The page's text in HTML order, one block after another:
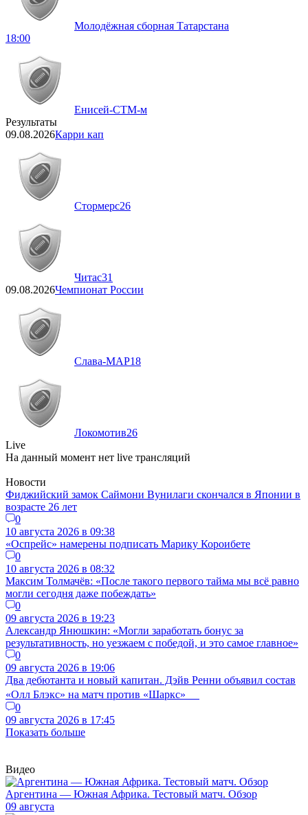
Молодёжная сборная Татарстана
18:00
Енисей-СТМ-м
Результаты
09.08.2026Карри кап
Стормерс26
Читас31
09.08.2026Чемпионат России
Слава-МАР18
Локомотив26
Live
На данный момент нет live трансляций
Новости
Фиджийский замок Саймони Вунилаги скончался в Японии в
возрасте 26 лет
0
10 августа 2026 в 09:38
«Оспрейс» намерены подписать Марику Короибете
0
10 августа 2026 в 08:32
Максим Толмачёв: «После такого первого тайма мы всё равно
могли сегодня даже побеждать»
0
09 августа 2026 в 19:23
Александр Янюшкин: «Могли заработать бонус за
результативность, но уезжаем с победой, и это самое главное»
0
09 августа 2026 в 19:06
Два дебютанта и новый капитан. Дэйв Ренни объявил состав
«Олл Блэкс» на матч против «Шаркс»
0
09 августа 2026 в 17:45
Показать больше
Видео
Аргентина — Южная Африка. Тестовый матч. Обзор
09 августа